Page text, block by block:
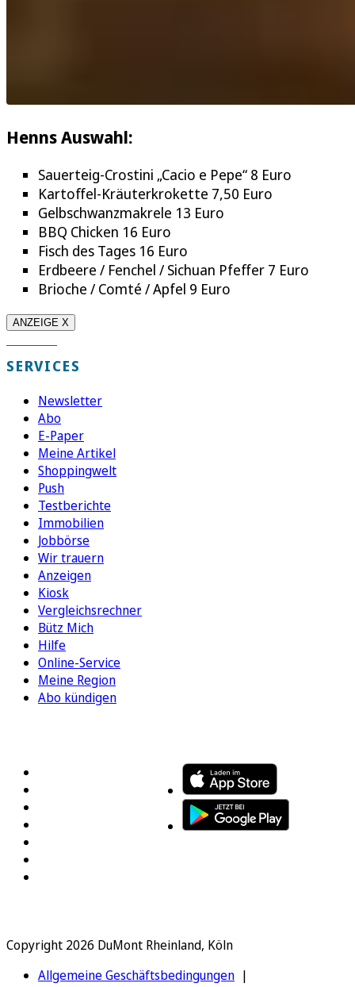
Henns Auswahl:
Sauerteig-Crostini „Cacio e Pepe“ 8 Euro
Kartoffel-Kräuterkrokette 7,50 Euro
Gelbschwanzmakrele 13 Euro
BBQ Chicken 16 Euro
Fisch des Tages 16 Euro
Erdbeere / Fenchel / Sichuan Pfeffer 7 Euro
Brioche / Comté / Apfel 9 Euro
ANZEIGE X
SERVICES
Newsletter
Abo
E-Paper
Meine Artikel
Shoppingwelt
Push
Testberichte
Immobilien
Jobbörse
Wir trauern
Anzeigen
Kiosk
Vergleichsrechner
Bütz Mich
Hilfe
Online-Service
Meine Region
Abo kündigen
Copyright 2026 DuMont Rheinland, Köln
Allgemeine Geschäftsbedingungen